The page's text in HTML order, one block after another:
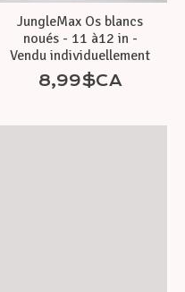
JungleMax Os blancs
noués - 11 à12 in -
Vendu individuellement
8,99$CA